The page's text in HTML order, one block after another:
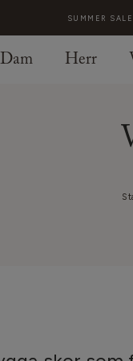
SUMMER
Dam Herr